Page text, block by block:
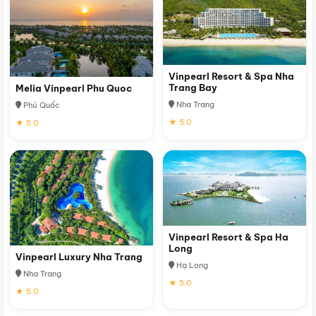
Melia Vinpearl Phu Quoc
Phú Quốc
★ 5.0
Vinpearl Resort & Spa Nha
Trang Bay
Nha Trang
★ 5.0
Vinpearl Luxury Nha Trang
Nha Trang
★ 5.0
Vinpearl Resort & Spa Ha
Long
Hạ Long
★ 5.0